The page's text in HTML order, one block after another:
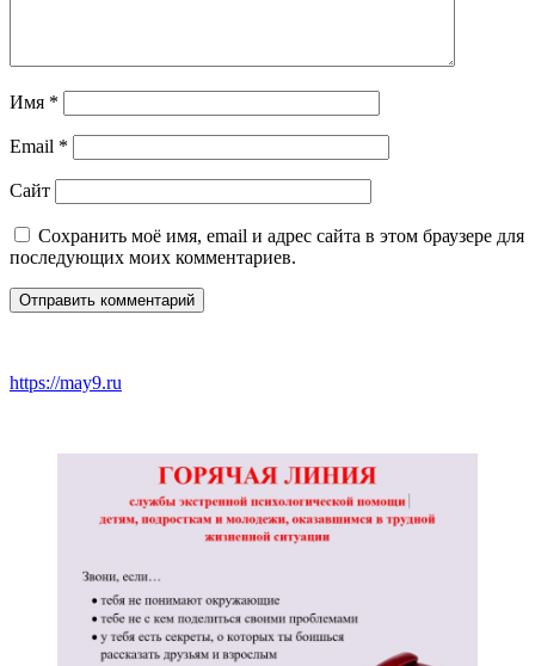
Имя *
Email *
Сайт
Сохранить моё имя, email и адрес сайта в этом браузере для
последующих моих комментариев.
https://may9.ru